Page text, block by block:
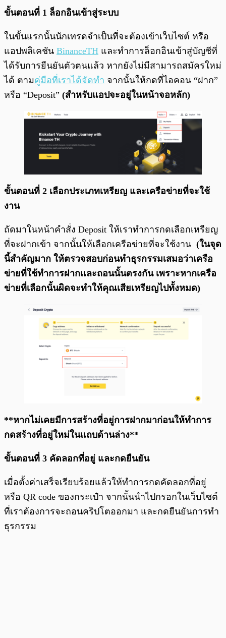
ขั้นตอนที่ 1 ล็อกอินเข้าสู่ระบบ
ในขั้นแรกนั้นนักเทรดจำเป็นที่จะต้องเข้าเว็บไซต์ หรือ
แอปพลิเคชัน BinanceTH และทำการล็อกอินเข้าสู่บัญชีที่
ได้รับการยืนยันตัวตนแล้ว หากยังไม่มีสามารถสมัครใหม่
ได้ ตามคู่มือที่เราได้จัดทำ จากนั้นให้กดที่ไอคอน “ฝาก”
หรือ “Deposit” (สำหรับแอปจะอยู่ในหน้าจอหลัก)
ขั้นตอนที่ 2 เลือกประเภทเหรียญ และเครือข่ายที่จะใช้
งาน
ถัดมาในหน้าคำสั่ง Deposit ให้เราทำการกดเลือกเหรียญ
ที่จะฝากเข้า จากนั้นให้เลือกเครือข่ายที่จะใช้งาน (ในจุด
นี้สำคัญมาก ให้ตรวจสอบก่อนทำธุรกรรมเสมอว่าเครือ
ข่ายที่ใช้ทำการฝากและถอนนั้นตรงกัน เพราะหากเครือ
ข่ายที่เลือกนั้นผิดจะทำให้คุณเสียเหรียญไปทั้งหมด)
**หากไม่เคยมีการสร้างที่อยู่การฝากมาก่อนให้ทำการ
กดสร้างที่อยู่ใหม่ในแถบด้านล่าง**
ขั้นตอนที่ 3 คัดลอกที่อยู่ และกดยืนยัน
เมื่อตั้งค่าเสร็จเรียบร้อยแล้วให้ทำการกดคัดลอกที่อยู่
หรือ QR code ของกระเป๋า จากนั้นนำไปกรอกในเว็บไซต์
ที่เราต้องการจะถอนคริปโตออกมา และกดยืนยันการทำ
ธุรกรรม